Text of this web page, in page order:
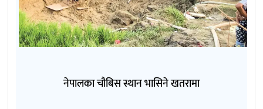
नेपालका चौबिस स्थान भासिने खतरामा